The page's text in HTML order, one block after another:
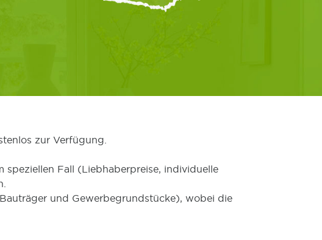
zur Verfügung.
speziellen Fall (Liebhaberpreise, individuelle
und Gewerbegrundstücke), wobei die